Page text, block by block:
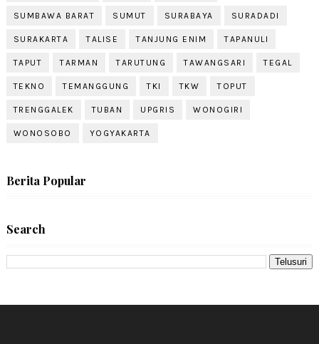
SUMBAWA BARAT SUMUT SURABAYA SURADADI
SURAKARTA TALISE TANJUNG ENIM TAPANULI
TAPUT TARMAN TARUTUNG TAWANGSARI TEGAL
TEKNO TEMANGGUNG TKI TKW TOPUT
TRENGGALEK TUBAN UPGRIS WONOGIRI
WONOSOBO YOGYAKARTA
Berita Popular
Search